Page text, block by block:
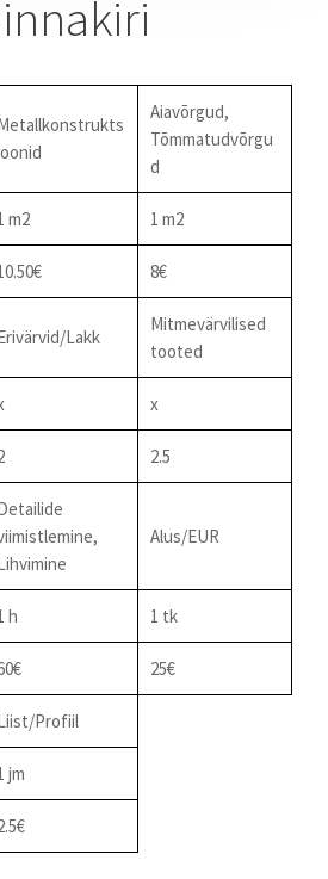
Aiavõrgud,
Tõmmatudvõrgu
d
m2 1 m2
8€
Lakk
Mitmevärvilised
tooted
x
2.5
Alus/EUR
h 1 tk
25€
Profiil
jm